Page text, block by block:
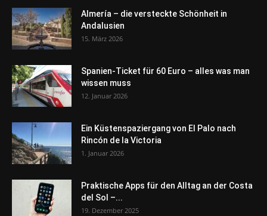
Almería – die versteckte Schönheit in
Andalusien
15. März 2026
Spanien-Ticket für 60 Euro – alles was man
wissen muss
12. Januar 2026
Ein Küstenspaziergang von El Palo nach
Rincón de la Victoria
1. Januar 2026
Praktische Apps für den Alltag an der Costa
del Sol –...
19. Dezember 2025